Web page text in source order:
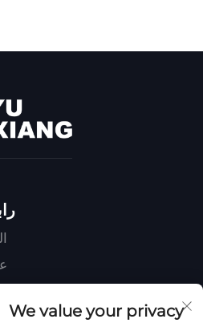
We value your privacy